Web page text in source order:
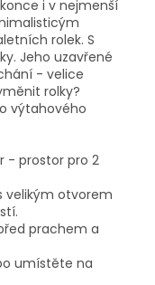
i v nejmenší
rolek. S
Jeho uzavřené
- velice
rolky?
výtahového
- prostor pro 2
velikým otvorem
prachem a
umístěte na